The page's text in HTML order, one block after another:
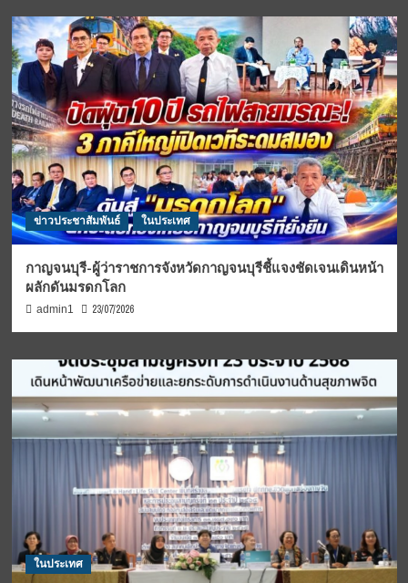
ข่าวประชาสัมพันธ์ ในประเทศ
กาญจนบุรี-ผู้ว่าราชการจังหวัดกาญจนบุรีชี้แจงชัดเจนเดินหน้า
ผลักดันมรดกโลก
admin1 23/07/2026
ในประเทศ